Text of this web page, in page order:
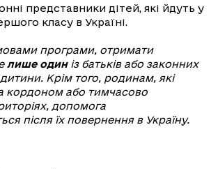
представники дітей, які йдуть у
класу в Україні.
програми, отримати
лише одиніз батьків або законних
Крім того, родинам, які
кордоном або тимчасово
допомога
після їх повернення в Україну.